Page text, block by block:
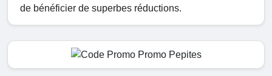
de bénéficier de superbes réductions.